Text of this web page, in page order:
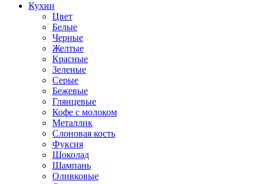
Кухни
Цвет
Белые
Черные
Желтые
Красные
Зеленые
Серые
Бежевые
Глянцевые
Кофе с молоком
Металлик
Слоновая кость
Фуксия
Шоколад
Шампань
Оливковые